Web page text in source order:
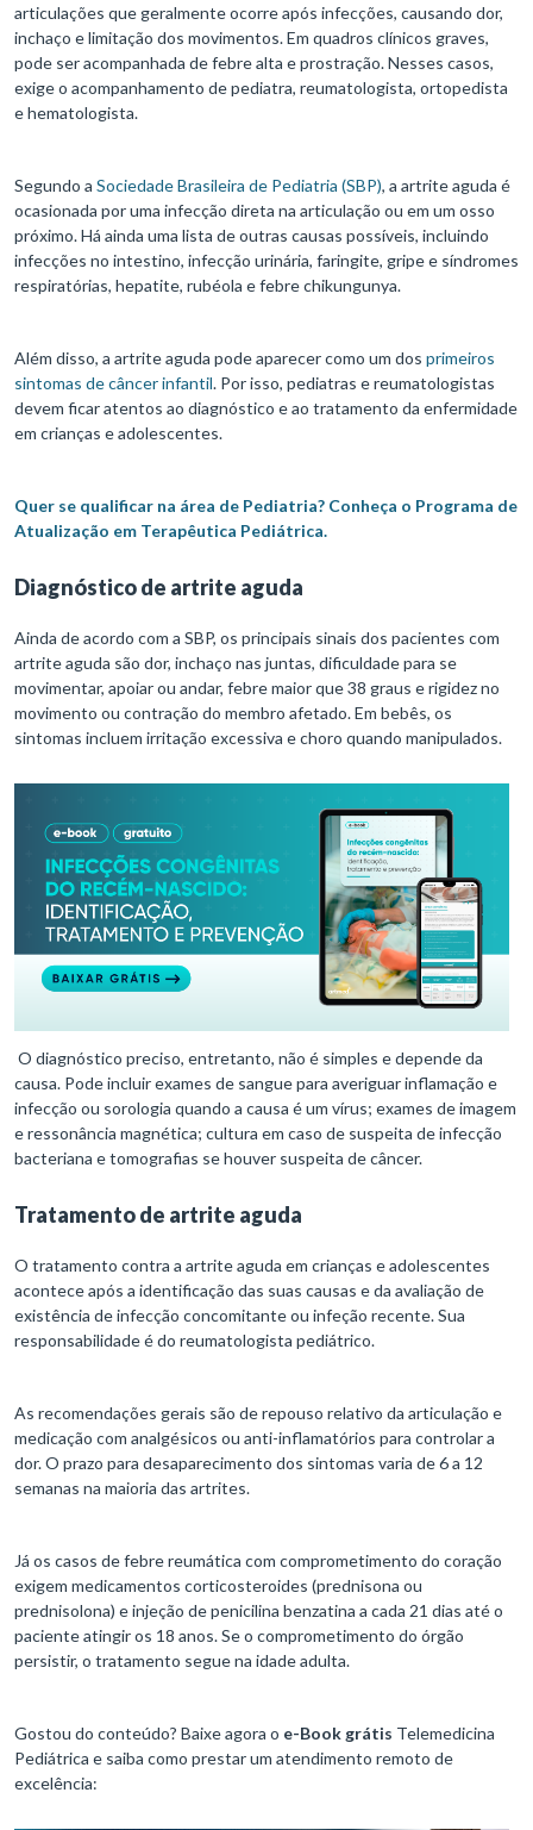
articulações que geralmente ocorre após infecções, causando dor,
inchaço e limitação dos movimentos. Em quadros clínicos graves,
pode ser acompanhada de febre alta e prostração. Nesses casos,
exige o acompanhamento de pediatra, reumatologista, ortopedista
e hematologista.
Segundo a Sociedade Brasileira de Pediatria (SBP), a artrite aguda é
ocasionada por uma infecção direta na articulação ou em um osso
próximo. Há ainda uma lista de outras causas possíveis, incluindo
infecções no intestino, infecção urinária, faringite, gripe e síndromes
respiratórias, hepatite, rubéola e febre chikungunya.
Além disso, a artrite aguda pode aparecer como um dos primeiros
sintomas de câncer infantil. Por isso, pediatras e reumatologistas
devem ficar atentos ao diagnóstico e ao tratamento da enfermidade
em crianças e adolescentes.
Quer se qualificar na área de Pediatria? Conheça o Programa de
Atualização em Terapêutica Pediátrica.
Diagnóstico de artrite aguda
Ainda de acordo com a SBP, os principais sinais dos pacientes com
artrite aguda são dor, inchaço nas juntas, dificuldade para se
movimentar, apoiar ou andar, febre maior que 38 graus e rigidez no
movimento ou contração do membro afetado. Em bebês, os
sintomas incluem irritação excessiva e choro quando manipulados.
O diagnóstico preciso, entretanto, não é simples e depende da
causa. Pode incluir exames de sangue para averiguar inflamação e
infecção ou sorologia quando a causa é um vírus; exames de imagem
e ressonância magnética; cultura em caso de suspeita de infecção
bacteriana e tomografias se houver suspeita de câncer.
Tratamento de artrite aguda
O tratamento contra a artrite aguda em crianças e adolescentes
acontece após a identificação das suas causas e da avaliação de
existência de infecção concomitante ou infeção recente. Sua
responsabilidade é do reumatologista pediátrico.
As recomendações gerais são de repouso relativo da articulação e
medicação com analgésicos ou anti-inflamatórios para controlar a
dor. O prazo para desaparecimento dos sintomas varia de 6 a 12
semanas na maioria das artrites.
Já os casos de febre reumática com comprometimento do coração
exigem medicamentos corticosteroides (prednisona ou
prednisolona) e injeção de penicilina benzatina a cada 21 dias até o
paciente atingir os 18 anos. Se o comprometimento do órgão
persistir, o tratamento segue na idade adulta.
Gostou do conteúdo? Baixe agora o e-Book grátis Telemedicina
Pediátrica e saiba como prestar um atendimento remoto de
excelência: